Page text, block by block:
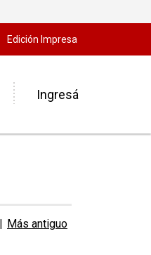
Edición Impresa
Ingresá
| Más antiguo